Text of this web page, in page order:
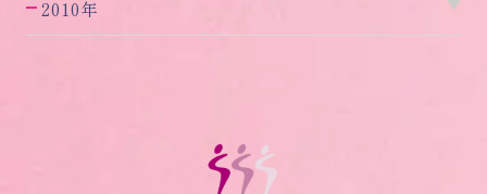
2010年